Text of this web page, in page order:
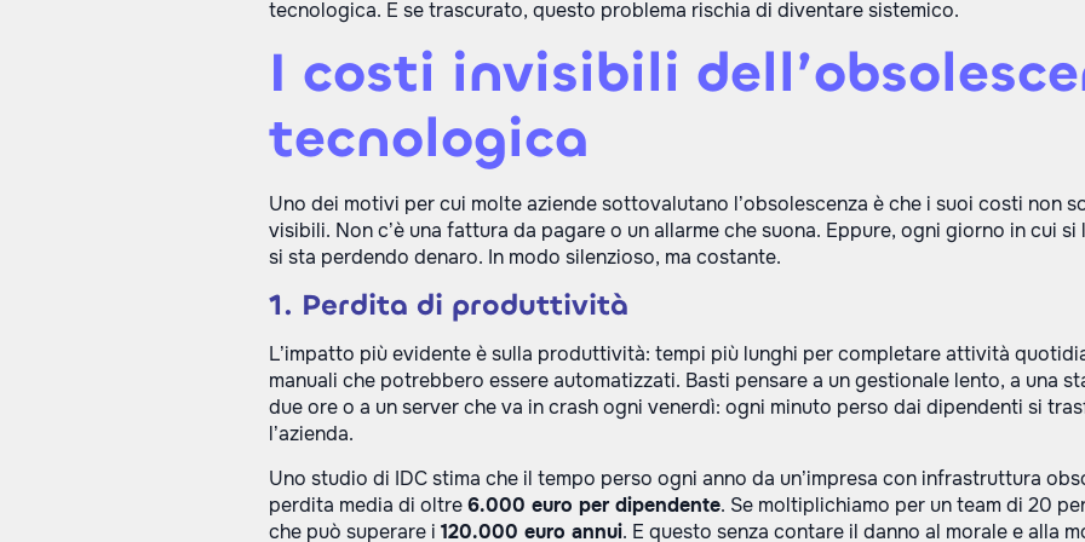
tecnologica. E se trascurato, questo problema rischia di diventare sistemico.
I costi invisibili
tecnologica
Uno dei motivi per cui molte aziende sottovalutano l’obsolescenza è che i suoi costi non
visibili. Non c’è una fattura da pagare o un allarme che suona. Eppure, ogni giorno in cui
si sta perdendo denaro. In modo silenzioso, ma costante.
1. Perdita di produttività
L’impatto più evidente è sulla produttività: tempi più lunghi per completare attività
manuali che potrebbero essere automatizzati. Basti pensare a un gestionale lento, a una
due ore o a un server che va in crash ogni venerdì: ogni minuto perso dai dipendenti si
l’azienda.
Uno studio di IDC stima che il tempo perso ogni anno da un’impresa con infrastruttura
perdita media di oltre6.000 euro per dipendente. Se moltiplichiamo per un team di 20
che può superare i 120.000 euro annui. E questo senza contare il danno al morale e alla